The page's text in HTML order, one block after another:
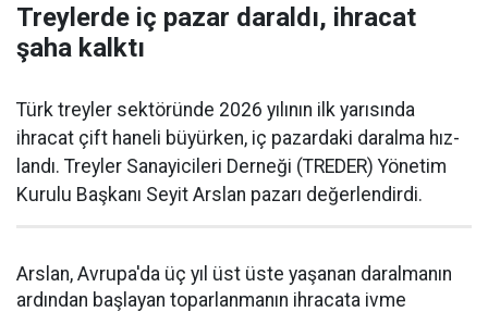
Treylerde iç pazar daraldı, ihracat
şaha kalktı
Türk treyler sektöründe 2026 yılının ilk yarısın­da
ihracat çift haneli bü­yürken, iç pazardaki daralma hız­
landı. Treyler Sanayicileri Der­neği (TREDER) Yönetim
Kurulu Başkanı Seyit Arslan pazarı değerlendirdi.
Arslan, Avrupa'da üç yıl üst üste yaşanan daralma­nın
ardından başlayan toparlan­manın ihracata ivme